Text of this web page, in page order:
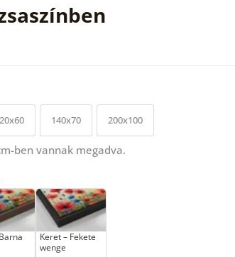
140x70 200x100
ben vannak megadva.
Keret – Fekete
wenge